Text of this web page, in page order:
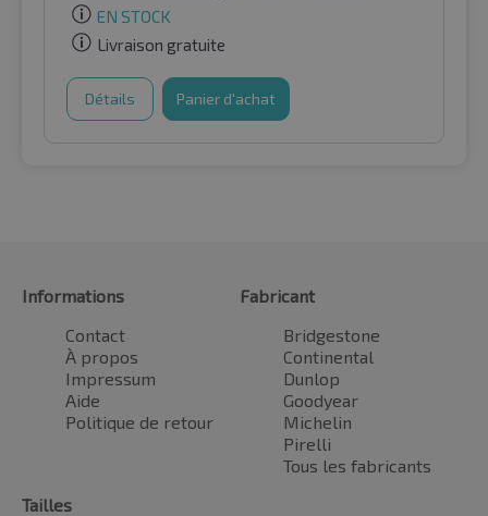
EN STOCK
Livraison gratuite
Détails Panier d'achat
Informations
Contact
À propos
Impressum
Aide
Politique de retour
Fabricant
Bridgestone
Continental
Dunlop
Goodyear
Michelin
Pirelli
Tous les fabricants
Tailles